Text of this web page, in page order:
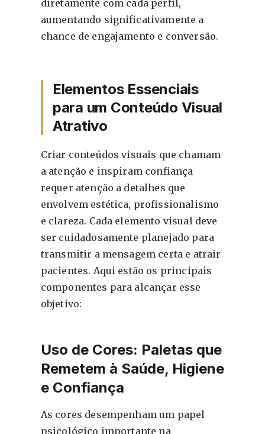
diretamente com cada perfil,
aumentando significativamente a
chance de engajamento e conversão.
Elementos Essenciais
para um Conteúdo Visual
Atrativo
Criar conteúdos visuais que chamam
a atenção e inspiram confiança
requer atenção a detalhes que
envolvem estética, profissionalismo
e clareza. Cada elemento visual deve
ser cuidadosamente planejado para
transmitir a mensagem certa e atrair
pacientes. Aqui estão os principais
componentes para alcançar esse
objetivo:
Uso de Cores: Paletas que
Remetem à Saúde, Higiene
e Confiança
As cores desempenham um papel
psicológico importante na